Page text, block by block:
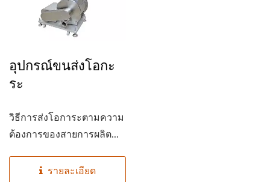
อุปกรณ์ขนส่งโอกะ
ระ
วิธีการส่งโอการะตามความ
ต้องการของสายการผลิต...
รายละเอียด